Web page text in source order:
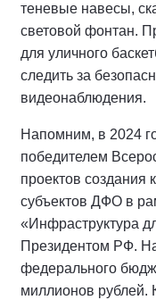
теневые навесы,
световой фонтан.
для уличного
следить за
видеонаблюдения.
Напомним, в 2024
победителем
проектов создания
субъектов ДФО в
«Инфраструктура
Президентом РФ.
федерального
миллионов рублей.